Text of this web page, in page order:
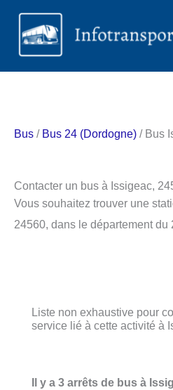
Aller
contenu
Bus / Bus 24 (Dordogne) / Bus
Contacter un bus à Issigeac,
Vous souhaitez trouver une
24560, dans le département du
Liste non exhaustive pour
service lié à cette activité à
Il y a 3 arrêts de bus à